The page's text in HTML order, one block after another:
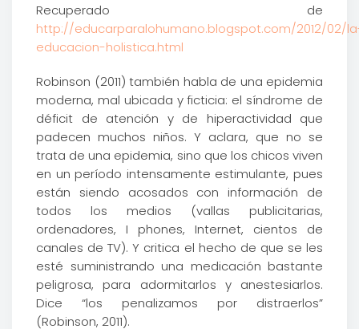
Recuperado de
http://educarparalohumano.blogspot.com/2012/02/
educacion-holistica.html
Robinson (2011) también habla de una epidemia
moderna, mal ubicada y ficticia: el síndrome de
déficit de atención y de hiperactividad que
padecen muchos niños. Y aclara, que no se
trata de una epidemia, sino que los chicos viven
en un período intensamente estimulante, pues
están siendo acosados con información de
todos los medios (vallas publicitarias,
ordenadores, I phones, Internet, cientos de
canales de TV). Y critica el hecho de que se les
esté suministrando una medicación bastante
peligrosa, para adormitarlos y anestesiarlos.
Dice “los penalizamos por distraerlos”
(Robinson, 2011).